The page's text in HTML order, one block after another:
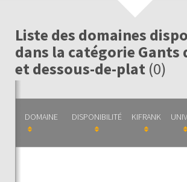
Liste des domaines
dans la catégorie Gants
et dessous-de-plat (0)
DOMAINE DISPONIBILITÉ KIFRANK